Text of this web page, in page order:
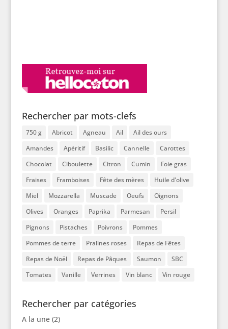
Rechercher par mots-clefs
750 g Abricot Agneau Ail
Ail des ours
Amandes
Apéritif Basilic Cannelle
Carottes
Chocolat
Ciboulette Citron Cumin
Foie gras
Fraises
Framboises Fête des mères
Huile d'olive
Miel
Mozzarella Muscade Oeufs
Oignons
Olives
Oranges Paprika Parmesan
Persil
Pignons
Pistaches Poivrons
Pommes
Pommes de terre
Pralines roses
Repas de Fêtes
Repas de Noël
Repas de Pâques Saumon
SBC
Tomates
Vanille Verrines Vin blanc Vin rouge
Rechercher par catégories
A la une(2)